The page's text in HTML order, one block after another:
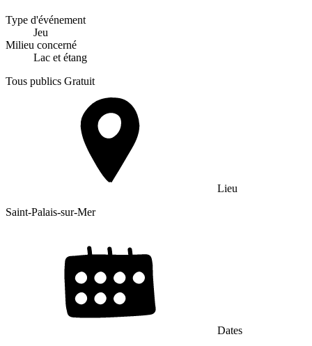
Type d'événement
Jeu
Milieu concerné
Lac et étang
Tous publics Gratuit
Lieu
Saint-Palais-sur-Mer
Dates